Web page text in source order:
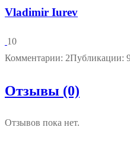
Vladimir Iurev
10
Комментарии: 2Публикации:
Отзывы (0)
Отзывов пока нет.